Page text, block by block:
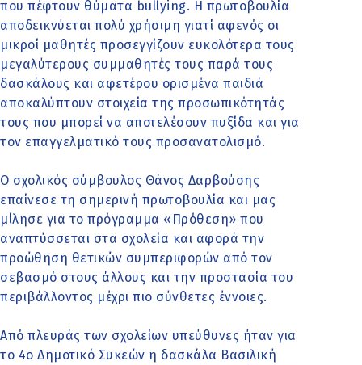
που πέφτουν θύματα bullying. Η πρωτοβουλία
αποδεικνύεται πολύ χρήσιμη γιατί αφενός οι
μικροί μαθητές προσεγγίζουν ευκολότερα τους
μεγαλύτερους συμμαθητές τους παρά τους
δασκάλους και αφετέρου ορισμένα παιδιά
αποκαλύπτουν στοιχεία της προσωπικότητάς
τους που μπορεί να αποτελέσουν πυξίδα και για
τον επαγγελματικό τους προσανατολισμό.
Ο σχολικός σύμβουλος Θάνος Δαρβούσης
επαίνεσε τη σημερινή πρωτοβουλία και μας
μίλησε για το πρόγραμμα «Πρόθεση» που
αναπτύσσεται στα σχολεία και αφορά την
προώθηση θετικών συμπεριφορών από τον
σεβασμό στους άλλους και την προστασία του
περιβάλλοντος μέχρι πιο σύνθετες έννοιες.
Από πλευράς των σχολείων υπεύθυνες ήταν για
το 4ο Δημοτικό Συκεών η δασκάλα Βασιλική